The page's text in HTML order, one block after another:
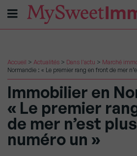
Accueil > Actualités > Dans l'actu > Marché
Normandie : « Le premier rang en front de mer
Immobilier en
« Le premier
de mer n’est
numéro un »